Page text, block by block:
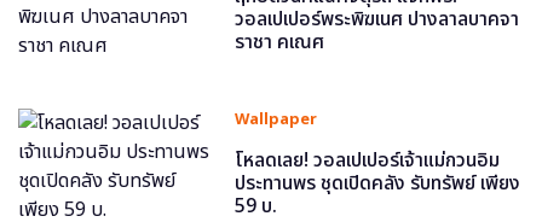
วอลเปเปอร์พระพิฆเนศ ปางลาลบาคจา
ราชา คเณศ
Wallpaper
โหลดเลย! วอลเปเปอร์เจ้าแม่กวนอิม
ประทานพร ชุดเปิดคลัง รับทรัพย์ เพียง
59 บ.